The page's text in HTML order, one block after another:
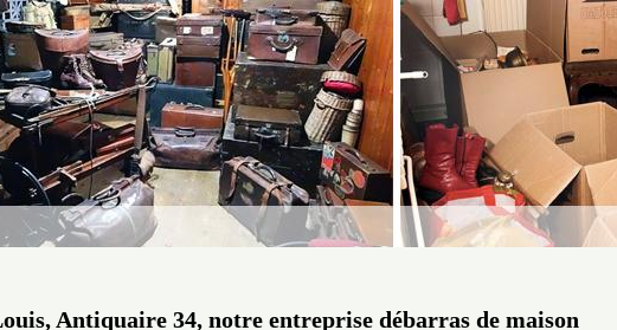
Antiquaire 34, notre entreprise débarras de maison